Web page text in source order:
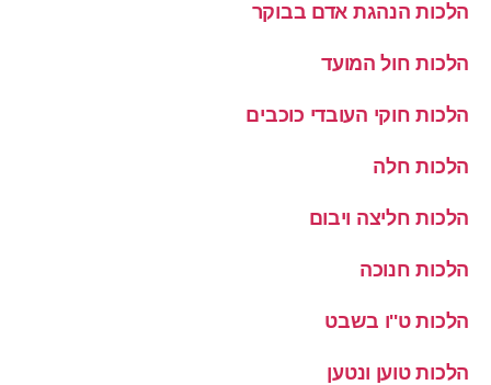
הלכות הנהגת אדם בבוקר
הלכות חול המועד
הלכות חוקי העובדי כוכבים
הלכות חלה
הלכות חליצה ויבום
הלכות חנוכה
הלכות ט''ו בשבט
הלכות טוען ונטען